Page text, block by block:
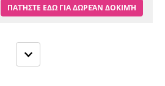
ΠΑΤΉΣΤΕ ΕΔΩ ΓΙΑ ΔΩΡΕΆΝ ΔΟΚΙΜΉ